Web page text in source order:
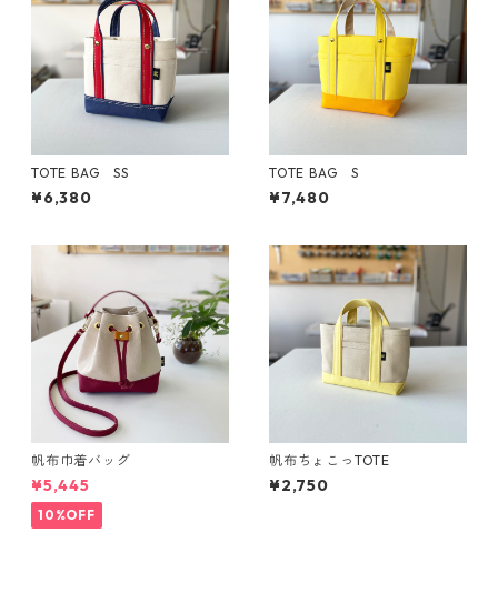
TOTE BAG SS
¥6,380
TOTE BAG S
¥7,480
帆布巾着バッグ
¥5,445
10%OFF
帆布ちょこっTOTE
¥2,750